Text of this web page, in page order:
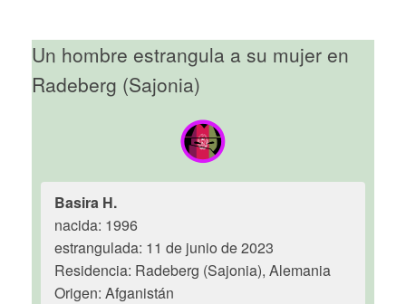
Un hombre estrangula a su mujer en
Radeberg (Sajonia)
Basira H.
nacida: 1996
estrangulada: 11 de junio de 2023
Residencia: Radeberg (Sajonia), Alemania
Origen: Afganistán